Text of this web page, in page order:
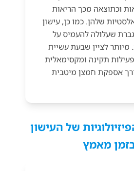
וכתוצאה מכך הריאות
שלהן. כמו כן, עישון
שעלולה להעמיס על
מיותר לציין שבעת עשיית
תקינה ומקסימאלית
אספקת חמצן מיטבית
של העישון
מאמץ